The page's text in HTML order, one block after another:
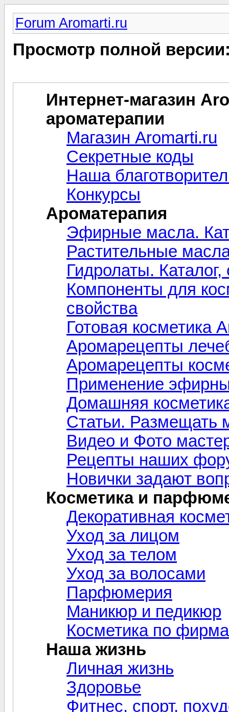
Forum Aromarti.ru
Просмотр полной
Интернет-магазин
ароматерапии
Магазин Aromarti.ru
Секретные коды
Наша
Конкурсы
Ароматерапия
Эфирные масла.
Растительные
Гидролаты.
Компоненты для
свойства
Готовая косметика
Аромарецепты
Аромарецепты
Применение
Домашняя
Статьи.
Видео и Фото
Рецепты наших
Новички задают
Косметика и
Декоративная
Уход за лицом
Уход за телом
Уход за волосами
Парфюмерия
Маникюр и педикюр
Косметика по
Наша жизнь
Личная жизнь
Здоровье
Фитнес, спорт,